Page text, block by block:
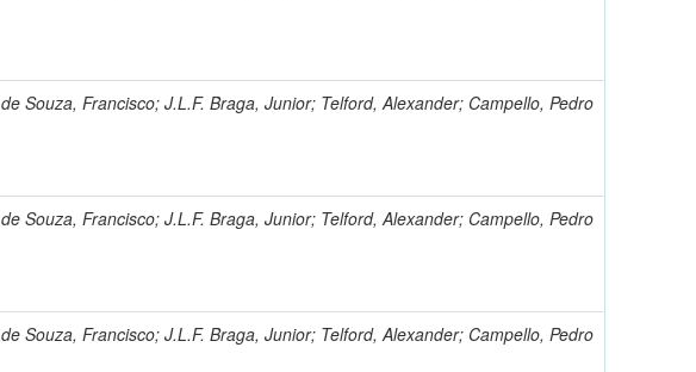
de Souza, Francisco; J.L.F. Braga, Junior; Telford, Alexander; Campello, Pedro
de Souza, Francisco; J.L.F. Braga, Junior; Telford, Alexander; Campello, Pedro
de Souza, Francisco; J.L.F. Braga, Junior; Telford, Alexander; Campello, Pedro